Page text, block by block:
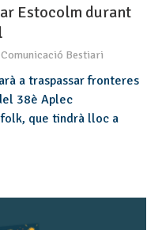
Estocolm durant
Bestiari
a traspassar fronteres
38è Aplec
que tindrà lloc a